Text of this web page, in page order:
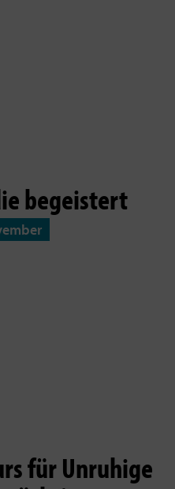
begeistert
für Unruhige